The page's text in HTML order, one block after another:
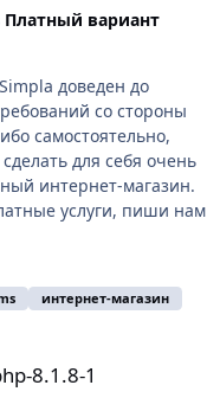
Платный вариант
доведен до
со стороны
самостоятельно,
для себя очень
интернет-магазин.
услуги, пиши нам
интернет-магазин
8.1.8-1